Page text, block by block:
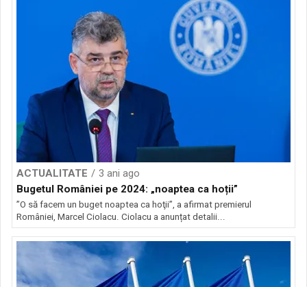
ACTUALITATE
3 ani ago
Bugetul României pe 2024: „noaptea ca hoții”
”O să facem un buget noaptea ca hoţii”, a afirmat premierul
României, Marcel Ciolacu. Ciolacu a anunțat detalii...